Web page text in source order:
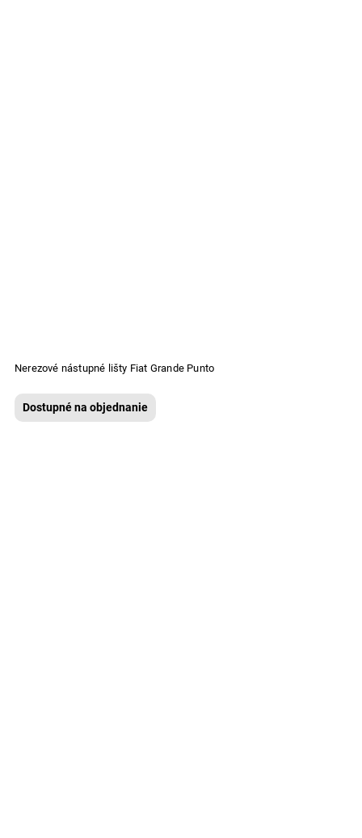
Nerezové nástupné lišty Fiat Grande Punto
Dostupné na objednanie